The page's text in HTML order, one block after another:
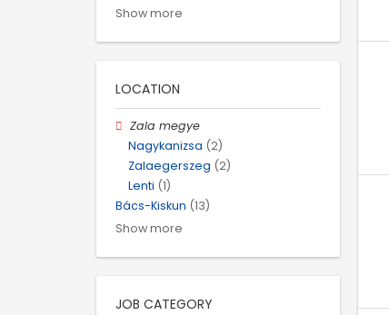
Show more
LOCATION
Zala megye
Nagykanizsa (2)
Zalaegerszeg (2)
Lenti (1)
Bács-Kiskun (13)
Show more
JOB CATEGORY